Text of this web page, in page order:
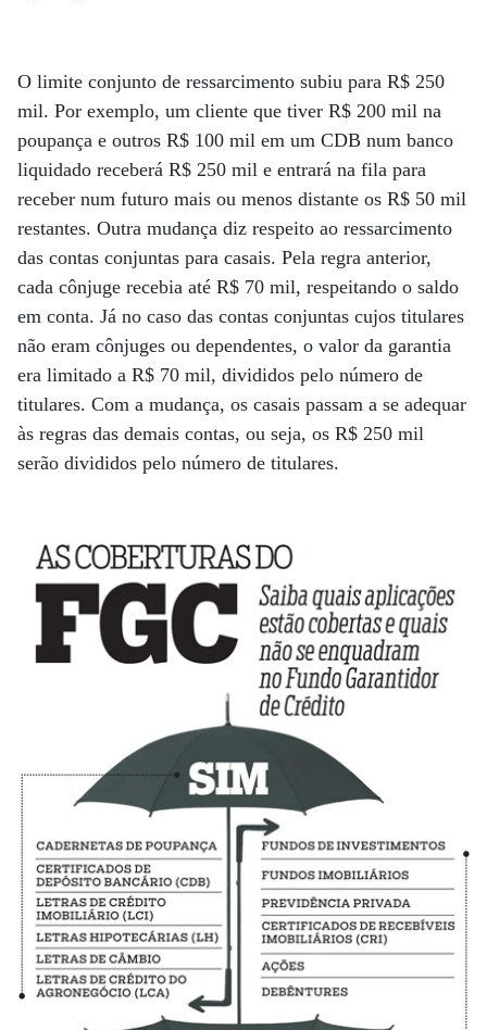
O limite conjunto de ressarcimento subiu para R$ 250
mil. Por exemplo, um cliente que tiver R$ 200 mil na
poupança e outros R$ 100 mil em um CDB num banco
liquidado receberá R$ 250 mil e entrará na fila para
receber num futuro mais ou menos distante os R$ 50 mil
restantes. Outra mudança diz respeito ao ressarcimento
das contas conjuntas para casais. Pela regra anterior,
cada cônjuge recebia até R$ 70 mil, respeitando o saldo
em conta. Já no caso das contas conjuntas cujos titulares
não eram cônjuges ou dependentes, o valor da garantia
era limitado a R$ 70 mil, divididos pelo número de
titulares. Com a mudança, os casais passam a se adequar
às regras das demais contas, ou seja, os R$ 250 mil
serão divididos pelo número de titulares.